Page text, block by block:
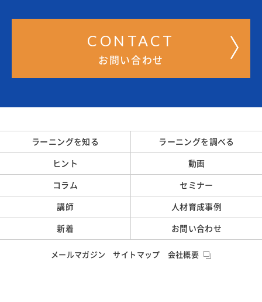
CONTACT
お問い合わせ
ラーニングを知る ラーニングを調べる
ヒント 動画
コラム セミナー
講師 人材育成事例
新着 お問い合わせ
メールマガジン サイトマップ 会社概要